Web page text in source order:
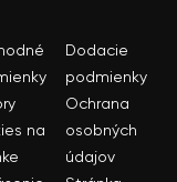
Dodacie
podmienky
na
Ochrana
osobných
údajov